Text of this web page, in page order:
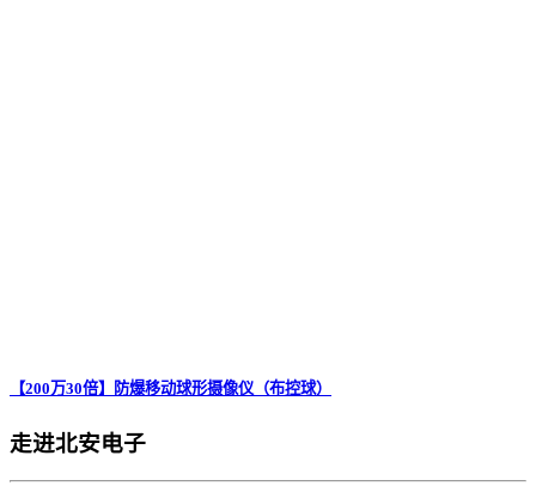
【200万30倍】防爆移动球形摄像仪（布控球）
走进北安电子